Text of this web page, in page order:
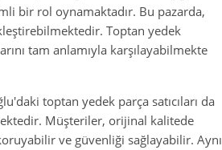
bir rol oynamaktadır. Bu pazarda,
Toptan yedek
tam anlamıyla karşılayabilmekte
toptan yedek parça satıcıları da
Müşteriler, orijinal kalitede
ve güvenliği sağlayabilir. Aynı